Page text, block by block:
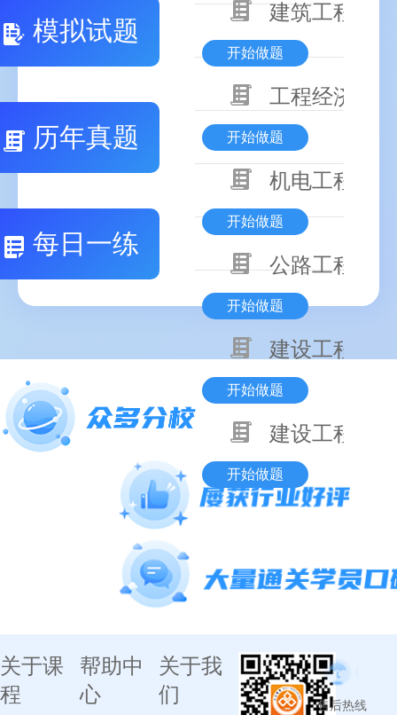
模拟试题
历年真题
每日一练
建筑工程技术
开始做题
工程经济
开始做题
机电工程技术
开始做题
公路工程技术
开始做题
建设工程项
开始做题
建设工程基
开始做题
关于课
程
帮助中
心
关于我
们
售后热线